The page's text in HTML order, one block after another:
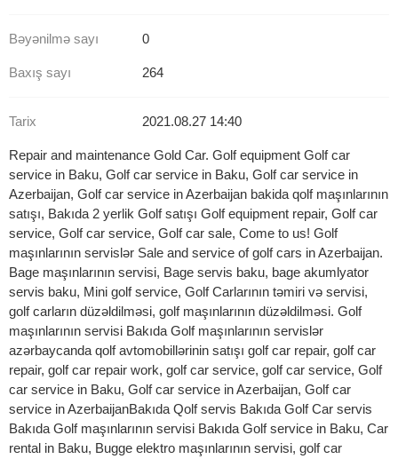
Bəyənilmə sayı 0
Baxış sayı 264
Tarix 2021.08.27 14:40
Repair and maintenance Gold Car. Golf equipment Golf car
service in Baku, Golf car service in Baku, Golf car service in
Azerbaijan, Golf car service in Azerbaijan bakida qolf maşınlarının
satışı, Bakıda 2 yerlik Golf satışı Golf equipment repair, Golf car
service, Golf car service, Golf car sale, Come to us! Golf
maşınlarının servislər Sale and service of golf cars in Azerbaijan.
Bage maşınlarının servisi, Bage servis baku, bage akumlyator
servis baku, Mini golf service, Golf Carlarının təmiri və servisi,
golf carların düzəldilməsi, golf maşınlarının düzəldilməsi. Golf
maşınlarının servisi Bakıda Golf maşınlarının servislər
azərbaycanda qolf avtomobillərinin satışı golf car repair, golf car
repair, golf car repair work, golf car service, golf car service, Golf
car service in Baku, Golf car service in Azerbaijan, Golf car
service in AzerbaijanBakıda Qolf servis Bakıda Golf Car servis
Bakıda Golf maşınlarının servisi Bakıda Golf service in Baku, Car
rental in Baku, Bugge elektro maşınlarının servisi, golf car